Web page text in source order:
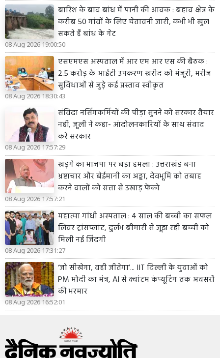
बारिश के बाद बांध में पानी की आवक : बहाव क्षेत्र के
करीब 50 गांवों के लिए चेतावनी जारी, कभी भी खुल
सकते हैं बांध के गेट
08 Aug 2026 19:00:50
एसएमएस अस्पताल में आर एम आर एस की बैठक :
2.5 करोड़ के आईटी उपकरण खरीद को मंजूरी, मरीज
सुविधाओं से जुड़े कई प्रस्ताव स्वीकृत
08 Aug 2026 18:30:43
संविदा नर्सिंगकर्मियों की पीड़ा सुनने को सरकार तैयार
नहीं, जूली ने कहा- आंदोलनकारियों के साथ संवाद
करे सरकार
08 Aug 2026 17:57:29
खड़गे का भाजपा पर बड़ा हमला : उत्तराखंड बना
भ्रष्टाचार और बेईमानी का अड्डा, देवभूमि को तबाह
करने वालों को सत्ता से उखाड़ फेंको
08 Aug 2026 17:57:21
महात्मा गांधी अस्पताल : 4 साल की बच्ची का सफल
लिवर ट्रांसप्लांट, दुर्लभ बीमारी से जूझ रही बच्ची को
मिली नई जिंदगी
08 Aug 2026 17:31:27
‘जो सीखेगा, वही जीतेगा’... IIT दिल्ली के युवाओं को
PM मोदी का मंत्र, AI से क्वांटम कंप्यूटिंग तक अवसरों
की भरमार
08 Aug 2026 16:52:01